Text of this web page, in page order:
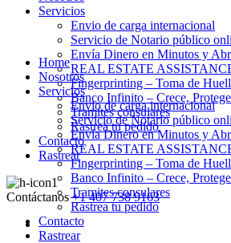
Servicios
Envio de carga internacional
Servicio de Notario público
Envía Dinero en Minutos y
REAL ESTATE
Fingerprinting – Toma de
Banco Infinito – Crece,
Tramites consulares
Rastrea tu pedido
Contacto
Rastrear
Contáctanos +1 407 738 9163
Home
Nosotros
Servicios
Envio de carga internacional
Servicio de Notario público
Envía Dinero en Minutos y
REAL ESTATE
Fingerprinting – Toma de
Banco Infinito – Crece,
Tramites consulares
Rastrea tu pedido
Contacto
Rastrear